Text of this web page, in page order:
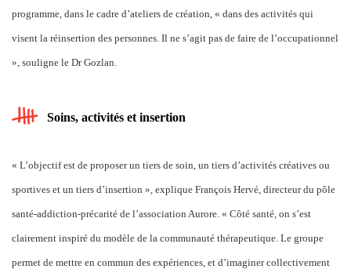
programme, dans le cadre d’ateliers de création, « dans des activités qui
visent la réinsertion des personnes. Il ne s’agit pas de faire de l’occupationnel
», souligne le Dr Gozlan.
Soins, activités et insertion
« L’objectif est de proposer un tiers de soin, un tiers d’activités créatives ou
sportives et un tiers d’insertion », explique François Hervé, directeur du pôle
santé-addiction-précarité de l’association Aurore. « Côté santé, on s’est
clairement inspiré du modèle de la communauté thérapeutique. Le groupe
permet de mettre en commun des expériences, et d’imaginer collectivement